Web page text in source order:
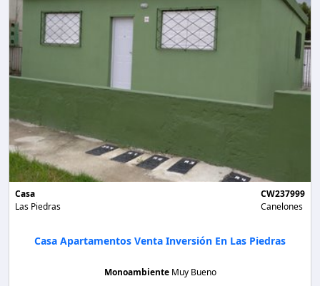
Casa
Las Piedras
CW237999
Canelones
Casa Apartamentos Venta Inversión En Las Piedras
Monoambiente Muy Bueno